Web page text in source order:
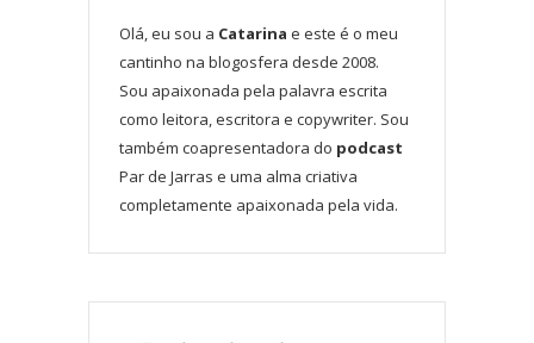
Olá, eu sou a Catarina e este é o meu
cantinho na blogosfera desde 2008.
Sou apaixonada pela palavra escrita
como leitora, escritora e copywriter. Sou
também coapresentadora do podcast
Par de Jarras e uma alma criativa
completamente apaixonada pela vida.